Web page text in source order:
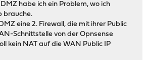
habe ich ein Problem, wo ich
brauche.
eine 2. Firewall, die mit ihrer Public
Schnittstelle von der Opnsense
kein NAT auf die WAN Public IP